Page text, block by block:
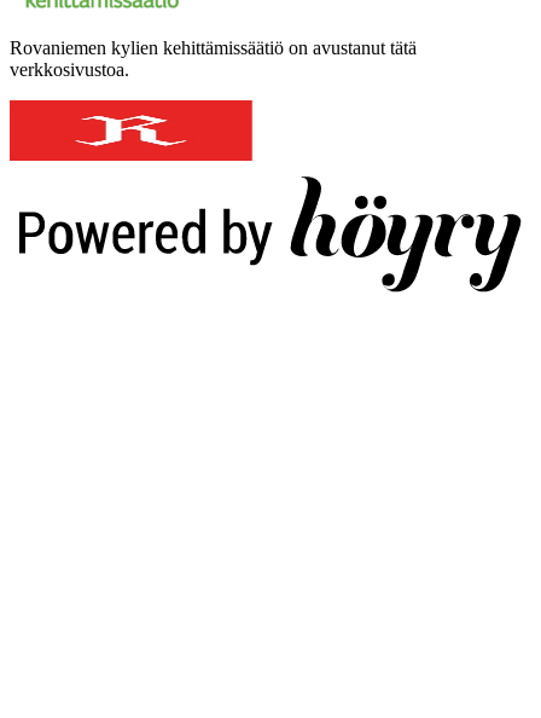
Rovaniemen kylien kehittämissäätiö on avustanut tätä
verkkosivustoa.